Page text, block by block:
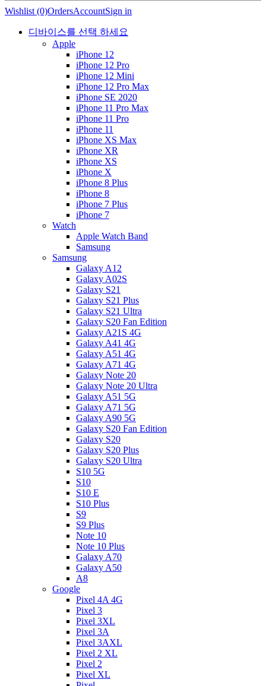
Wishlist (0)OrdersAccountSign in
디바이스를 선택 하세요
Apple
iPhone 12
iPhone 12 Pro
iPhone 12 Mini
iPhone 12 Pro Max
iPhone SE 2020
iPhone 11 Pro Max
iPhone 11 Pro
iPhone 11
iPhone XS Max
iPhone XR
iPhone XS
iPhone X
iPhone 8 Plus
iPhone 8
iPhone 7 Plus
iPhone 7
Watch
Apple Watch Band
Samsung
Samsung
Galaxy A12
Galaxy A02S
Galaxy S21
Galaxy S21 Plus
Galaxy S21 Ultra
Galaxy S20 Fan Edition
Galaxy A21S 4G
Galaxy A41 4G
Galaxy A51 4G
Galaxy A71 4G
Galaxy Note 20
Galaxy Note 20 Ultra
Galaxy A51 5G
Galaxy A71 5G
Galaxy A90 5G
Galaxy S20 Fan Edition
Galaxy S20
Galaxy S20 Plus
Galaxy S20 Ultra
S10 5G
S10
S10 E
S10 Plus
S9
S9 Plus
Note 10
Note 10 Plus
Galaxy A70
Galaxy A50
A8
Google
Pixel 4A 4G
Pixel 3
Pixel 3XL
Pixel 3A
Pixel 3AXL
Pixel 2 XL
Pixel 2
Pixel XL